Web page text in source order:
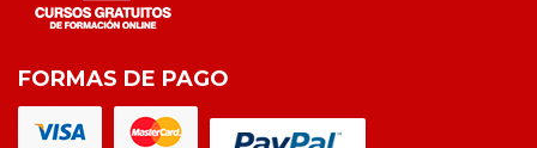
FORMAS DE PAGO